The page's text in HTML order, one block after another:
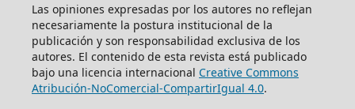
Las opiniones expresadas por los autores no reflejan
necesariamente la postura institucional de la
publicación y son responsabilidad exclusiva de los
autores. El contenido de esta revista está publicado
bajo una licencia internacional Creative Commons
Atribución-NoComercial-CompartirIgual 4.0.